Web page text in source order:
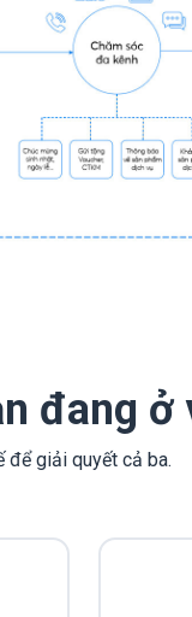
đang ở
để giải quyết cả ba.